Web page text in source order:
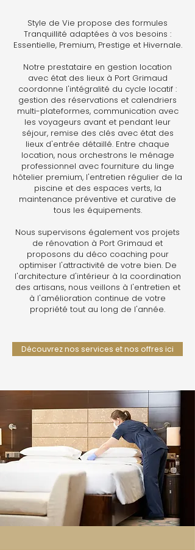
Style de Vie propose des formules
Tranquillité adaptées à vos besoins :
Essentielle, Premium, Prestige et Hivernale.
Notre prestataire en gestion location
avec état des lieux à Port Grimaud
coordonne l'intégralité du cycle locatif :
gestion des réservations et calendriers
multi-plateformes, communication avec
les voyageurs avant et pendant leur
séjour, remise des clés avec état des
lieux d'entrée détaillé. Entre chaque
location, nous orchestrons le ménage
professionnel avec fourniture du linge
hôtelier premium, l'entretien régulier de la
piscine et des espaces verts, la
maintenance préventive et curative de
tous les équipements.
Nous supervisons également vos projets
de rénovation à Port Grimaud et
proposons du déco coaching pour
optimiser l'attractivité de votre bien. De
l'architecture d'intérieur à la coordination
des artisans, nous veillons à l'entretien et
à l'amélioration continue de votre
propriété tout au long de l'année.
Découvrez nos services et nos offres ici